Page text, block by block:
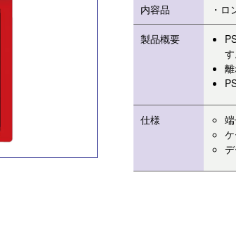
内容品 ・
製品概要
す
仕様